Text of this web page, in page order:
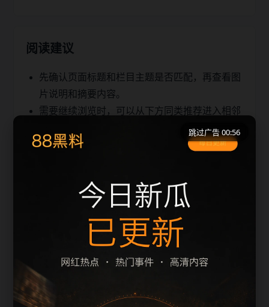
阅读建议
先确认页面标题和栏目主题是否匹配，再查看图
片说明和摘要内容。
需要继续浏览时，可以从下方同类推荐进入相邻
移动端访问建议优先使用栏目页和 sitemap，快
热门事件吃瓜吃瓜主题线索汇总
上一篇
跳过广告 00:56